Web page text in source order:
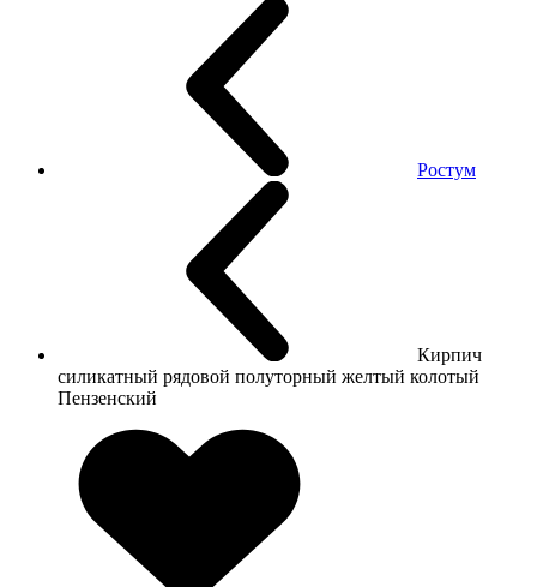
Ростум
Кирпич
силикатный рядовой полуторный желтый колотый
Пензенский